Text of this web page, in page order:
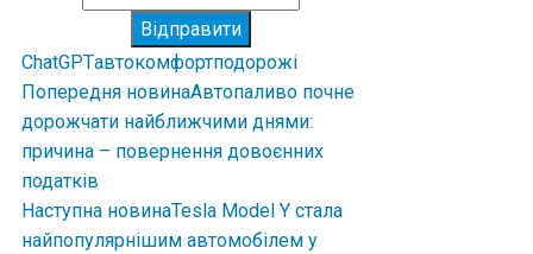
Відправити
ChatGPTавтокомфортподорожі
Попередня новинаАвтопаливо почне
дорожчати найближчими днями:
причина – повернення довоєнних
податків
Наступна новинаTesla Model Y стала
найпопулярнішим автомобілем у